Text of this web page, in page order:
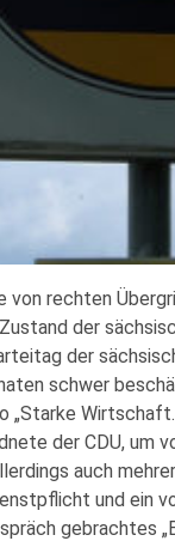
von rechten
der
der
schwer
„Starke
der CDU, um
auch
und ein
gebrachtes